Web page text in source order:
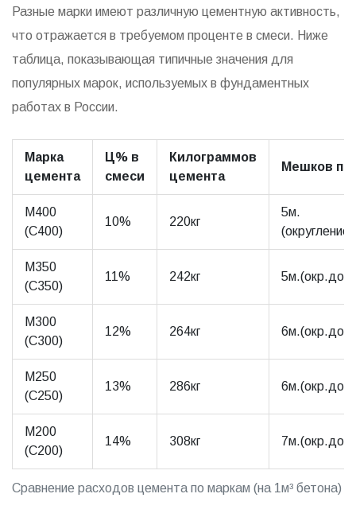
Разные марки имеют различную цементную активность,
что отражается в требуемом проценте в смеси. Ниже
таблица, показывающая типичные значения для
популярных марок, используемых в фундаментных
работах в России.
Сравнение расходов цемента по маркам (на 1м³ бетона)
Марка
цемента
Ц% в
смеси
Килограммов
цемента
Мешков по
М400
(С400)
10% 220кг
5м.
(округление
М350
(С350)
11% 242кг 5м.(окр.до5)
М300
(С300)
12% 264кг 6м.(окр.до6)
М250
(С250)
13% 286кг 6м.(окр.до6)
М200
(С200)
14% 308кг 7м.(окр.до7)